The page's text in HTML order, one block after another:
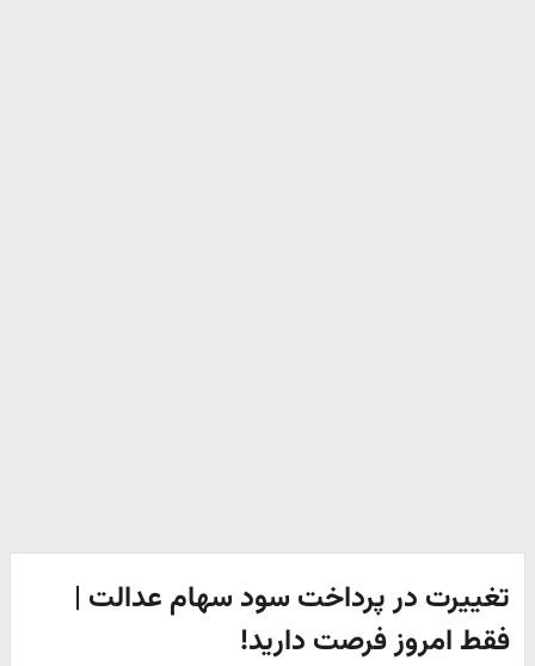
تغییرت در پرداخت سود سهام عدالت |
فقط امروز فرصت دارید!